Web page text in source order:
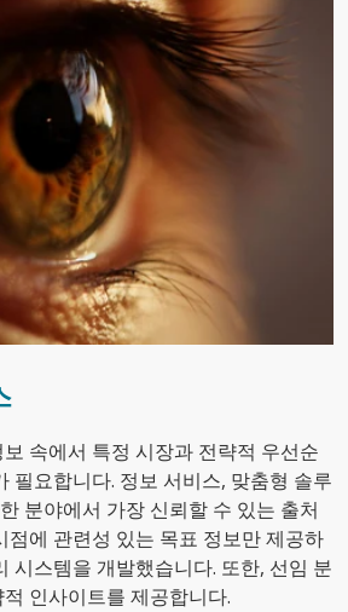
속에서 특정 시장과 전략적 우선순
필요합니다. 정보 서비스, 맞춤형 솔루
분야에서 가장 신뢰할 수 있는 출처
점에 관련성 있는 목표 정보만 제공하
시스템을 개발했습니다. 또한, 선임 분
인사이트를 제공합니다.